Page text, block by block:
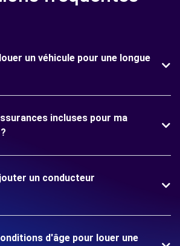
un véhicule pour une longue
incluses pour ma
un conducteur
d'âge pour louer une